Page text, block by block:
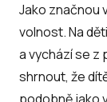
Jako značnou
volnost. Na
a vychází se z
shrnout, že